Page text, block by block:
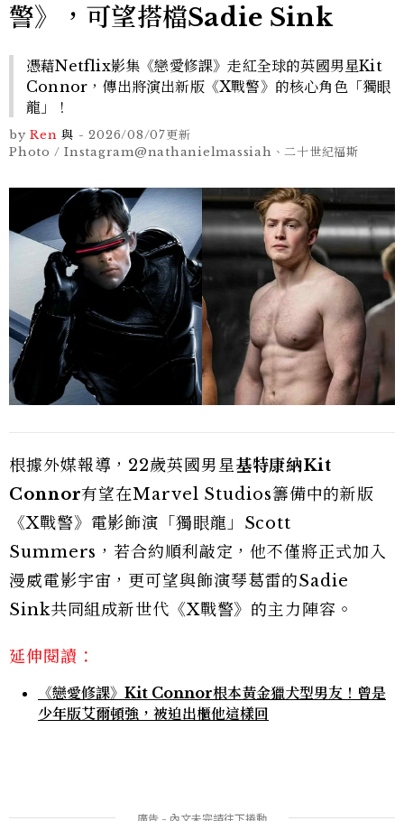
警》，可望搭檔Sadie Sink
憑藉Netflix影集《戀愛修課》走紅全球的英國男星Kit
Connor，傳出將演出新版《X戰警》的核心角色「獨眼
龍」！
by Ren與 -2026/08/07更新
Photo / Instagram@nathanielmassiah、二十世紀福斯
根據外媒報導，22歲英國男星基特康納Kit
Connor有望在Marvel Studios籌備中的新版
《X戰警》電影飾演「獨眼龍」Scott
Summers，若合約順利敲定，他不僅將正式加入
漫威電影宇宙，更可望與飾演琴葛雷的Sadie
Sink共同組成新世代《X戰警》的主力陣容。
延伸閱讀：
《戀愛修課》Kit Connor根本黃金獵犬型男友！曾是
少年版艾爾頓強，被迫出櫃他這樣回